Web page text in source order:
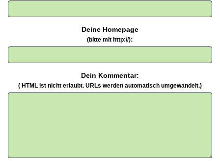
Deine Homepage
(bitte mit http://):
Dein Kommentar:
( HTML ist nicht erlaubt. URLs werden automatisch umgewandelt.)